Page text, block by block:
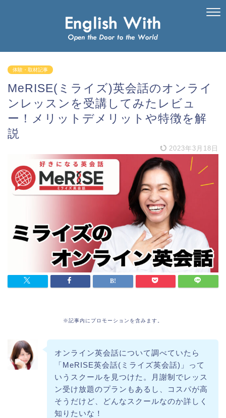
体験・取材記事
MeRISE(ミライズ)英会話のオンライ
ンレッスンを受講してみたレビュ
ー！メリットデメリットや特徴を解
説
2023年3月18日
※記事内にプロモーションを含みます。
オンライン英会話について調べていたら
「MeRISE英会話(ミライズ英会話)」って
いうスクールを見つけた。月謝制でレッス
ン受け放題のプランもあるし、コスパが高
そうだけど、どんなスクールなのか詳しく
知りたいな！